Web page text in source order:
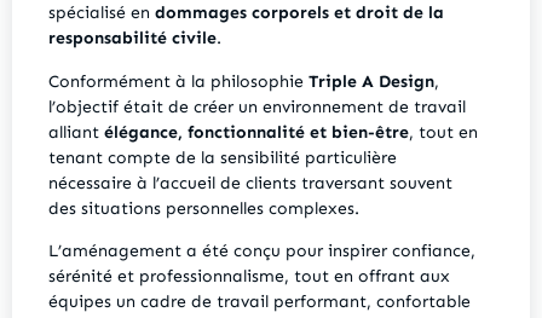
spécialisé en dommages corporels et droit de la
responsabilité civile.
Conformément à la philosophie Triple A Design,
l’objectif était de créer un environnement de travail
alliant élégance, fonctionnalité et bien-être, tout en
tenant compte de la sensibilité particulière
nécessaire à l’accueil de clients traversant souvent
des situations personnelles complexes.
L’aménagement a été conçu pour inspirer confiance,
sérénité et professionnalisme, tout en offrant aux
équipes un cadre de travail performant, confortable